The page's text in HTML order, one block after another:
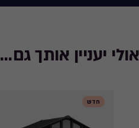
אולי יעניין אותך גם...
חדש